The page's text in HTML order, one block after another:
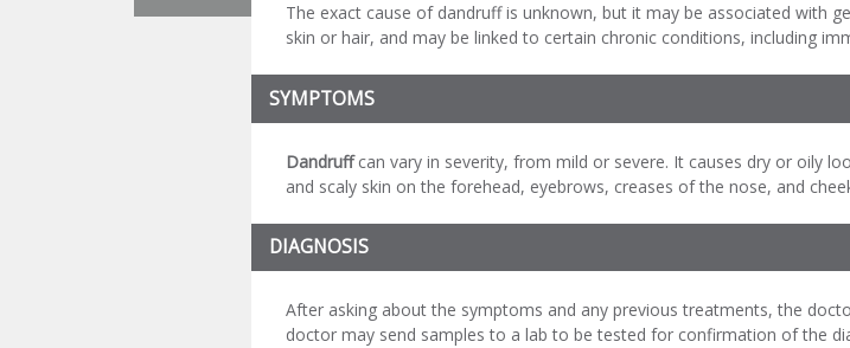
The exact cause of dandruff is unknown, but it may be associated with
skin or hair, and may be linked to certain chronic conditions, including
SYMPTOMS
Dandruffcan vary in severity, from mild or severe. It causes dry or oily
and scaly skin on the forehead, eyebrows, creases of the nose, and
DIAGNOSIS
After asking about the symptoms and any previous treatments, the
doctor may send samples to a lab to be tested for confirmation of the